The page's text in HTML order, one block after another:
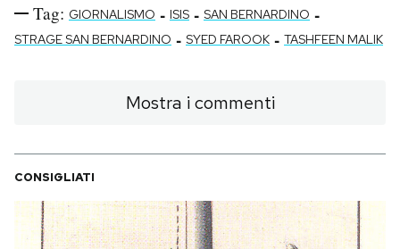
Tag: GIORNALISMO - ISIS - SAN BERNARDINO -
STRAGE SAN BERNARDINO - SYED FAROOK - TASHFEEN MALIK
Mostra i commenti
CONSIGLIATI